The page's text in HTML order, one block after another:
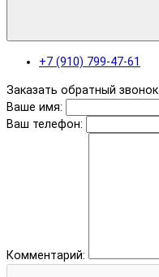
+7 (910) 799-47-61
Заказать обратный звонок
Ваше имя:
Ваш телефон:
Комментарий: